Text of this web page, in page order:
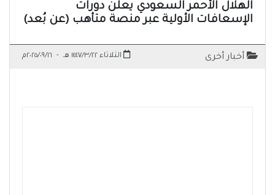
الهلال الأحمر السعودي يعلن دورات
الإسعافات الأولية عبر منصة متأهب (عن بُعد)
أخبار أخرى الثلاثاء ١٤٤٧/٣/٢٢ هـ - ٢٠٢٥/٠٩/١٦م